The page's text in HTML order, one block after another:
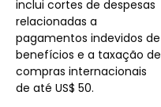
inclui cortes de despesas
relacionadas a
pagamentos indevidos de
benefícios e a taxação de
compras internacionais
de até US$ 50.